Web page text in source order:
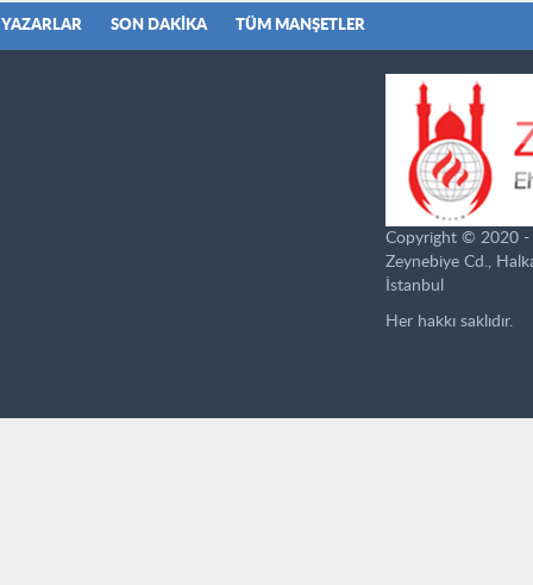
YAZARLAR SON DAKIKA TÜM MANŞETLER
Copyright © 2020 -
Zeynebiye Cd.,
İstanbul
Her hakkı saklıdır.